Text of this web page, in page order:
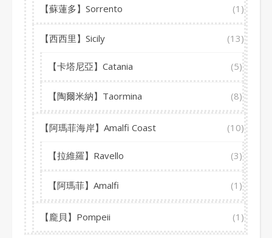
【蘇蓮多】Sorrento (1)
【西西里】Sicily (13)
【卡塔尼亞】Catania (5)
【陶爾米納】Taormina (8)
【阿瑪菲海岸】Amalfi Coast (10)
【拉維羅】Ravello (3)
【阿瑪菲】Amalfi (1)
【龐貝】Pompeii (1)